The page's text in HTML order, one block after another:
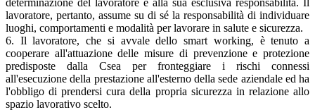
lavoratore, pertanto, assume su di sé la responsabilità di individuare
luoghi, comportamenti e modalità per lavorare in salute e sicurezza.
6. Il lavoratore, che si avvale dello smart working, è tenuto a
cooperare all'attuazione delle misure di prevenzione e protezione
predisposte dalla Csea per fronteggiare i rischi connessi
all'esecuzione della prestazione all'esterno della sede aziendale ed ha
l'obbligo di prendersi cura della propria sicurezza in relazione allo
spazio lavorativo scelto.